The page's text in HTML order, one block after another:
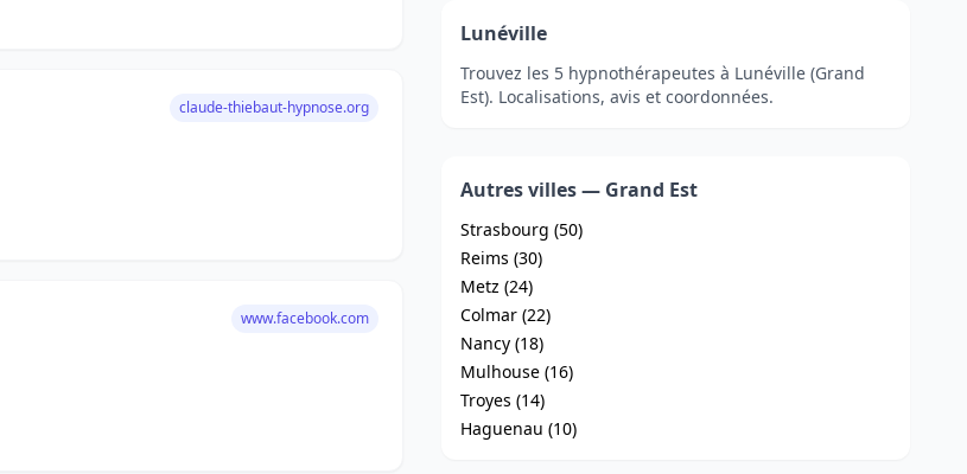
claude-thiebaut-hypnose.org
www.facebook.com
Lunéville
Trouvez les 5 hypnothérapeutes à Lunéville (Grand
Est). Localisations, avis et coordonnées.
Autres villes — Grand Est
Strasbourg (50)
Reims (30)
Metz (24)
Colmar (22)
Nancy (18)
Mulhouse (16)
Troyes (14)
Haguenau (10)